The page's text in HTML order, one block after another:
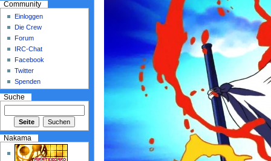
Community
Einloggen
Die Crew
Forum
IRC-Chat
Facebook
Twitter
Spenden
Suche
Nakama